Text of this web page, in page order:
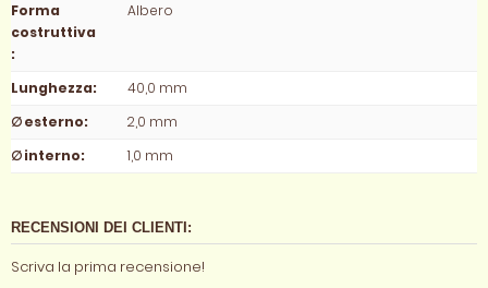
Forma
costruttiva
:
Albero
Lunghezza:
40,0 mm
∅ esterno:
2,0 mm
∅ interno: 1,0 mm
RECENSIONI DEI CLIENTI:
Scriva la prima recensione!